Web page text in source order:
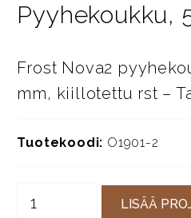
Pyyhekoukku,
Frost Nova2
mm, kiillotettu rst –
Tuotekoodi: O1901-2
LISÄÄ